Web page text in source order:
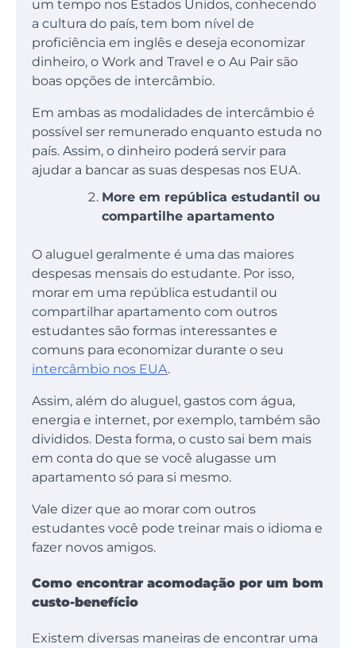
um tempo nos Estados Unidos, conhecendo
a cultura do país, tem bom nível de
proficiência em inglês e deseja economizar
dinheiro, o Work and Travel e o Au Pair são
boas opções de intercâmbio.
Em ambas as modalidades de intercâmbio é
possível ser remunerado enquanto estuda no
país. Assim, o dinheiro poderá servir para
ajudar a bancar as suas despesas nos EUA.
More em república estudantil ou
compartilhe apartamento
O aluguel geralmente é uma das maiores
despesas mensais do estudante. Por isso,
morar em uma república estudantil ou
compartilhar apartamento com outros
estudantes são formas interessantes e
comuns para economizar durante o seu
intercâmbio nos EUA.
Assim, além do aluguel, gastos com água,
energia e internet, por exemplo, também são
divididos. Desta forma, o custo sai bem mais
em conta do que se você alugasse um
apartamento só para si mesmo.
Vale dizer que ao morar com outros
estudantes você pode treinar mais o idioma e
fazer novos amigos.
Como encontrar acomodação por um bom
custo-benefício
Existem diversas maneiras de encontrar uma